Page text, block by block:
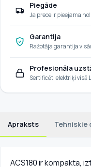
Piegāde
Ja prece ir pieejama
Garantija
Ražotāja garantija
Profesionāla
Sertificēti elektriķi visā
Apraksts Tehniskie
ACS180 ir kompakta,